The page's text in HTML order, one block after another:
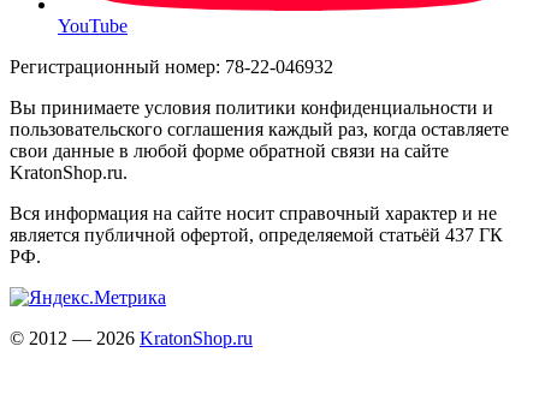
YouTube
Регистрационный номер: 78-22-046932
Вы принимаете условия политики конфиденциальности и
пользовательского соглашения каждый раз, когда оставляете
свои данные в любой форме обратной связи на сайте
KratonShop.ru.
Вся информация на сайте носит справочный характер и не
является публичной офертой, определяемой статьёй 437 ГК
РФ.
© 2012 — 2026 KratonShop.ru